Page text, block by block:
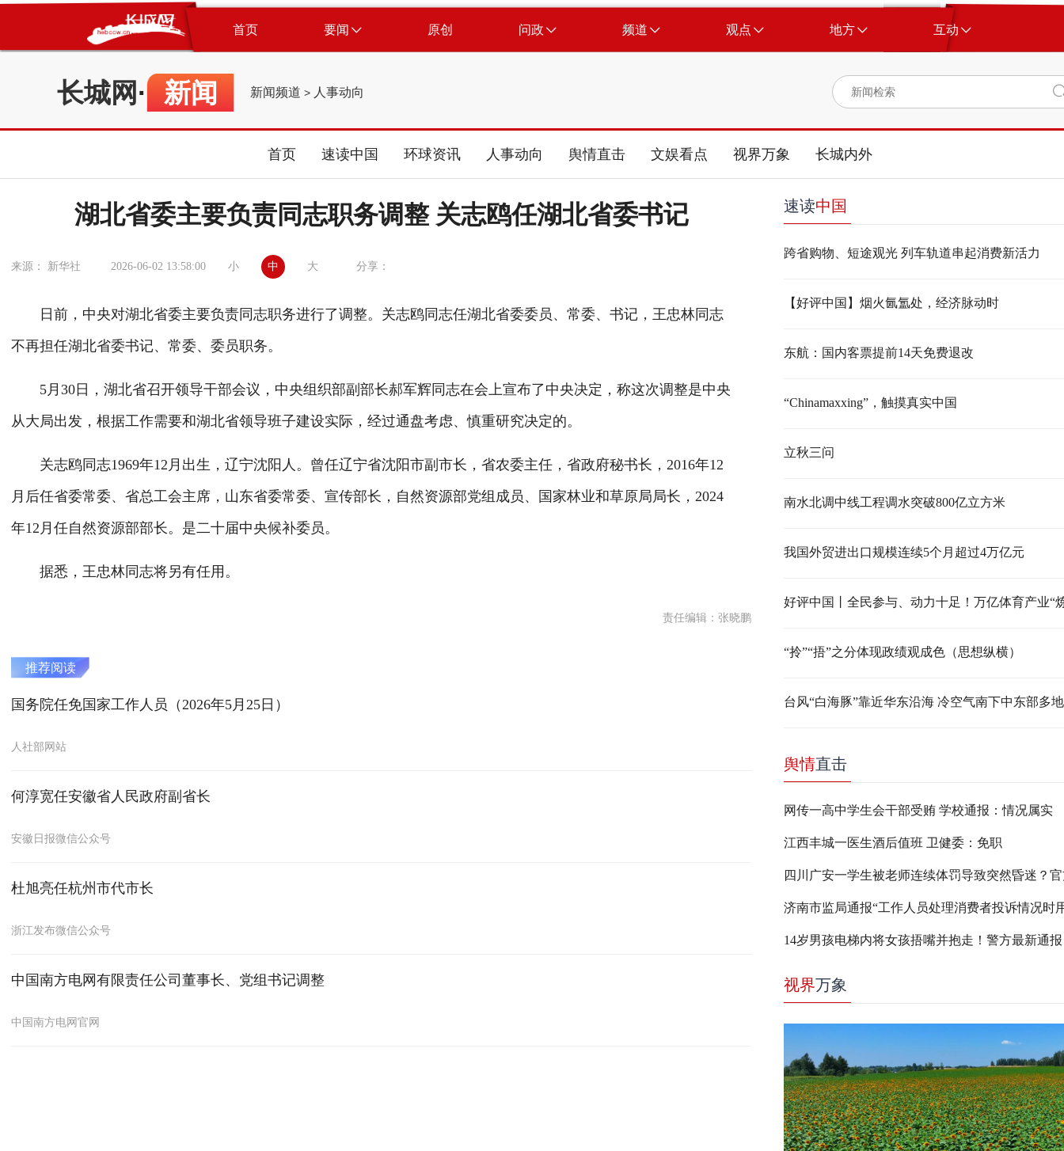
首页 要闻 原创 问政 频道 观点 地方 互动
长城网 · 新闻 新闻频道 > 人事动向
首页 速读中国 环球资讯 人事动向 舆情直击 文娱看点 视界万象 长城内外
湖北省委主要负责同志职务调整 关志鸥任湖北省委书记
来源： 新华社 2026-06-02 13:58:00 小 中 大 分享：
日前，中央对湖北省委主要负责同志职务进行了调整。关志鸥同志任湖北省委委员、常委、书记，王忠林同志
不再担任湖北省委书记、常委、委员职务。
5月30日，湖北省召开领导干部会议，中央组织部副部长郝军辉同志在会上宣布了中央决定，称这次调整是中央
从大局出发，根据工作需要和湖北省领导班子建设实际，经过通盘考虑、慎重研究决定的。
关志鸥同志1969年12月出生，辽宁沈阳人。曾任辽宁省沈阳市副市长，省农委主任，省政府秘书长，2016年12
月后任省委常委、省总工会主席，山东省委常委、宣传部长，自然资源部党组成员、国家林业和草原局局长，2024
年12月任自然资源部部长。是二十届中央候补委员。
据悉，王忠林同志将另有任用。
责任编辑：张晓鹏
推荐阅读
国务院任免国家工作人员（2026年5月25日）
人社部网站
何淳宽任安徽省人民政府副省长
安徽日报微信公众号
杜旭亮任杭州市代市长
浙江发布微信公众号
中国南方电网有限责任公司董事长、党组书记调整
中国南方电网官网
速读中国
跨省购物、短途观光 列车轨道串起消费新活力
【好评中国】烟火氤氲处，经济脉动时
东航：国内客票提前14天免费退改
“Chinamaxxing”，触摸真实中国
立秋三问
南水北调中线工程调水突破800亿立方米
我国外贸进出口规模连续5个月超过4万亿元
“拎”“捂”之分体现政绩观成色（思想纵横）
台风“白海豚”靠近华东沿海 冷空气南下中东部多
舆情直击
网传一高中学生会干部受贿 学校通报：情况属实
江西丰城一医生酒后值班 卫健委：免职
14岁男孩电梯内将女孩捂嘴并抱走！警方最新通报
视界万象